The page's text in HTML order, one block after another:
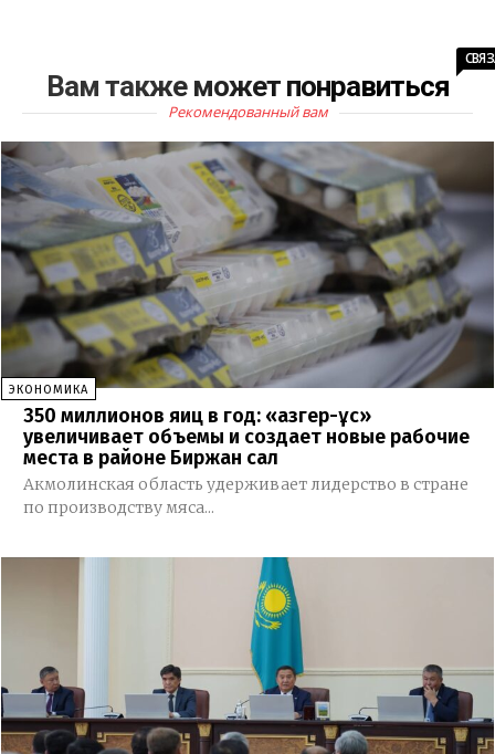
Вам также может понравиться
Рекомендованный вам
ЭКОНОМИКА
350 миллионов яиц в год: «Қазгер-Құс»
увеличивает объемы и создает новые рабочие
места в районе Биржан сал
Акмолинская область удерживает лидерство в стране
по производству мяса...